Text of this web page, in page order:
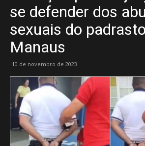
se defender dos
sexuais do
Manaus
10 de novembro de 2023